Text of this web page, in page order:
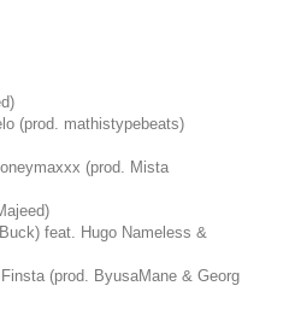
(prod. mathistypebeats)
(prod. Mista
feat. Hugo Nameless &
(prod. ByusaMane & Georg